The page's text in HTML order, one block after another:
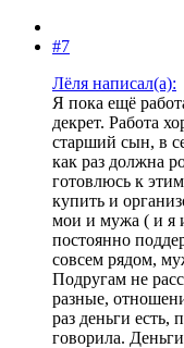
#7
Лëля написал(а):
Я пока ещё
декрет. Работа
старший сын, в
как раз должна
готовлюсь к
купить и
мои и мужа ( и я
постоянно
совсем рядом,
Подругам не
разные,
раз деньги есть,
говорила.